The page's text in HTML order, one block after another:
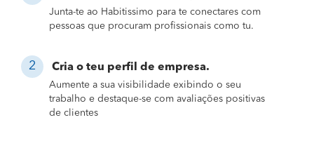
Junta-te ao Habitissimo para te conectares com
pessoas que procuram profissionais como tu.
Cria o teu perfil de empresa.
Aumente a sua visibilidade exibindo o seu
trabalho e destaque-se com avaliações positivas
de clientes